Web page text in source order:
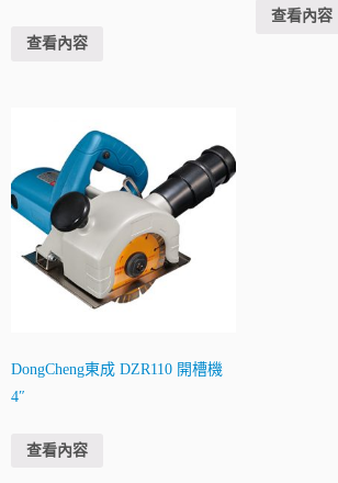
查看內容
查看內容
DongCheng東成 DZR110 開槽機
4″
查看內容